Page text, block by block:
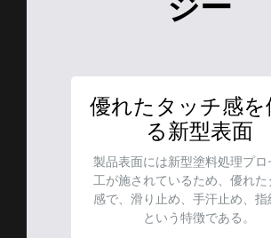
ジー
優れたタッチ感を
る新型表面
製品表面には新型塗料処理プロ
工が施されているため、優れた
感で、滑り止め、手汗止め、指
という特徴である。